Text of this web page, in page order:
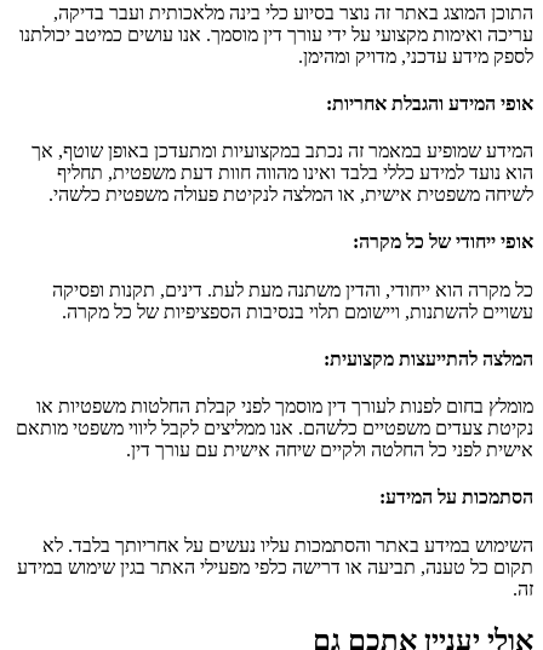
התוכן המוצג באתר זה נוצר בסיוע כלי בינה מלאכותית ועבר בדיקה,
עריכה ואימות מקצועי על ידי עורך דין מוסמך. אנו עושים כמיטב יכולתנו
לספק מידע עדכני, מדויק ומהימן.
אופי המידע והגבלת אחריות:
המידע שמופיע במאמר זה נכתב במקצועיות ומתעדכן באופן שוטף, אך
הוא נועד למידע כללי בלבד ואינו מהווה חוות דעת משפטית, תחליף
לשיחה משפטית אישית, או המלצה לנקיטת פעולה משפטית כלשהי.
אופי ייחודי של כל מקרה:
כל מקרה הוא ייחודי, והדין משתנה מעת לעת. דינים, תקנות ופסיקה
עשויים להשתנות, ויישומם תלוי בנסיבות הספציפיות של כל מקרה.
המלצה להתייעצות מקצועית:
מומלץ בחום לפנות לעורך דין מוסמך לפני קבלת החלטות משפטיות או
נקיטת צעדים משפטיים כלשהם. אנו ממליצים לקבל ליווי משפטי מותאם
אישית לפני כל החלטה ולקיים שיחה אישית עם עורך דין.
הסתמכות על המידע:
השימוש במידע באתר והסתמכות עליו נעשים על אחריותך בלבד. לא
תקום כל טענה, תביעה או דרישה כלפי מפעילי האתר בגין שימוש במידע
זה.
אולי יעניין אתכם גם